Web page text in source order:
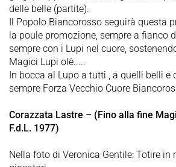
delle belle (partite).
Il Popolo Biancorosso seguirà questa
la poule promozione, sempre a fianco
sempre con i Lupi nel cuore,
Magici Lupi olè.....
In bocca al Lupo a tutti , a quelli belli e
sempre Forza Vecchio Cuore
Corazzata Lastre – (Fino alla fine
F.d.L. 1977)
Nella foto di Veronica Gentile: Totire in